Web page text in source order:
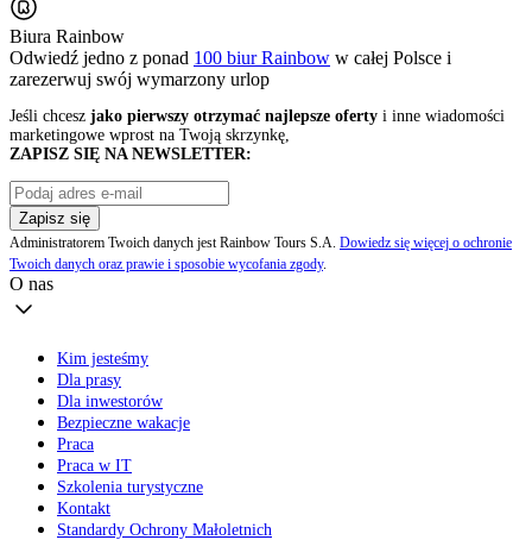
Biura Rainbow
Odwiedź jedno z ponad 100 biur Rainbow w całej Polsce i
zarezerwuj swój wymarzony urlop
Jeśli chcesz jako pierwszy otrzymać najlepsze oferty i inne wiadomości
marketingowe wprost na Twoją skrzynkę,
ZAPISZ SIĘ NA NEWSLETTER:
Zapisz się
Administratorem Twoich danych jest Rainbow Tours S.A. Dowiedz się więcej o ochronie
Twoich danych oraz prawie i sposobie wycofania zgody.
O nas
Kim jesteśmy
Dla prasy
Dla inwestorów
Bezpieczne wakacje
Praca
Praca w IT
Szkolenia turystyczne
Kontakt
Standardy Ochrony Małoletnich